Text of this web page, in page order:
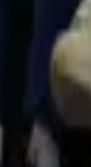
üç ilde ciddi
olduğunu
dile getiren
belirten